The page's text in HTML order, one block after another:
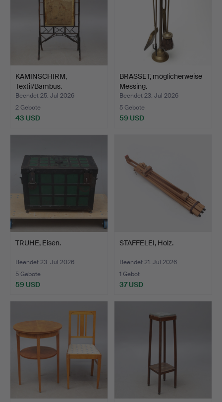
KAMINSCHIRM,
Textil/Bambus.
Beendet 25. Jul 2026
2 Gebote
43 USD
BRASSET, möglicherweise
Messing.
Beendet 23. Jul 2026
5 Gebote
59 USD
TRUHE, Eisen.
Beendet 23. Jul 2026
5 Gebote
59 USD
STAFFELEI, Holz.
Beendet 21. Jul 2026
1 Gebot
37 USD